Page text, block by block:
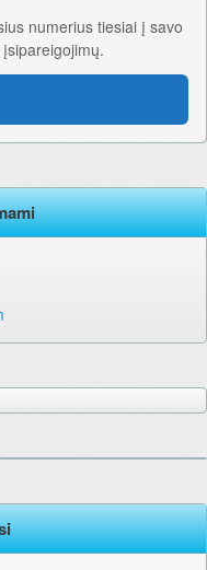
numerius tiesiai į savo